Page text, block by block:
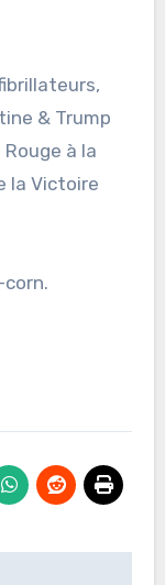
& Trump
à la
la Victoire